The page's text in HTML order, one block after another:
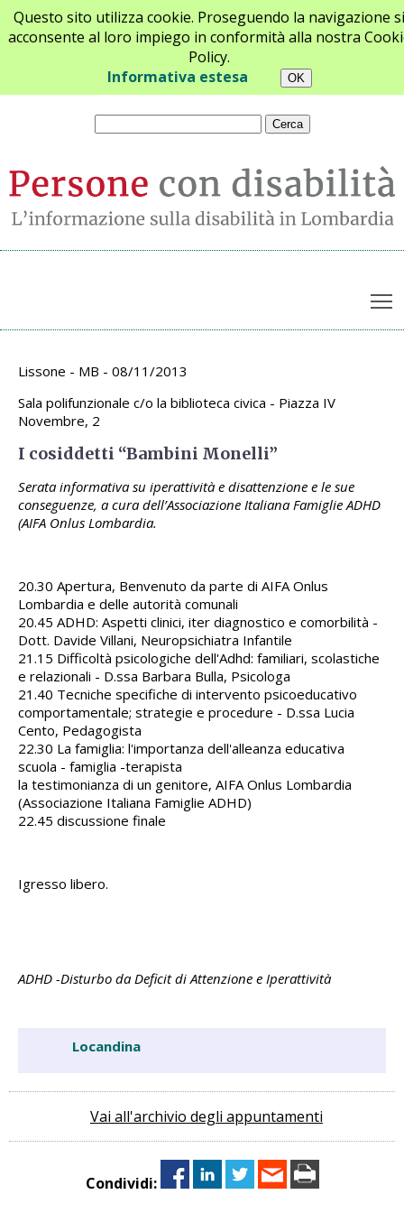
Questo sito utilizza cookie. Proseguendo la navigazione si
acconsente al loro impiego in conformità alla nostra
Policy.
Informativa estesa
Chi siamo Newsletter Contatti
Archivio appuntamenti
Lissone - MB - 08/11/2013
Sala polifunzionale c/o la biblioteca civica - Piazza IV
Novembre, 2
I cosiddetti “Bambini Monelli”
Serata informativa su iperattività e disattenzione e le sue
conseguenze, a cura dell’Associazione Italiana Famiglie ADHD
(AIFA Onlus Lombardia.
20.30 Apertura, Benvenuto da parte di AIFA Onlus
Lombardia e delle autorità comunali
20.45 ADHD: Aspetti clinici, iter diagnostico e comorbilità -
Dott. Davide Villani, Neuropsichiatra Infantile
21.15 Difficoltà psicologiche dell'Adhd: familiari, scolastiche
e relazionali - D.ssa Barbara Bulla, Psicologa
21.40 Tecniche specifiche di intervento psicoeducativo
comportamentale; strategie e procedure - D.ssa Lucia
Cento, Pedagogista
22.30 La famiglia: l'importanza dell'alleanza educativa
scuola - famiglia -terapista
la testimonianza di un genitore, AIFA Onlus Lombardia
(Associazione Italiana Famiglie ADHD)
22.45 discussione finale
Igresso libero.
ADHD -Disturbo da Deficit di Attenzione e Iperattività
Locandina
Vai all'archivio degli appuntamenti
Condividi: